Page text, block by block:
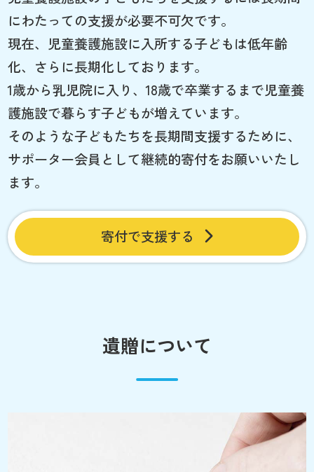
にわたっての支援が必要不可欠です。
現在、児童養護施設に入所する子どもは低年齢
化、さらに長期化しております。
1歳から乳児院に入り、18歳で卒業するまで児童養
護施設で暮らす子どもが増えています。
そのような子どもたちを長期間支援するために、
サポーター会員として継続的寄付をお願いいたし
ます。
寄付で支援する
遺贈について